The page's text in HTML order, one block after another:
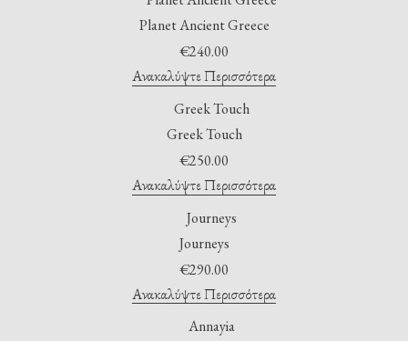
Planet Ancient Greece
€240.00
Ανακαλύψτε Περισσότερα
Greek Touch
€250.00
Ανακαλύψτε Περισσότερα
Journeys
€290.00
Ανακαλύψτε Περισσότερα